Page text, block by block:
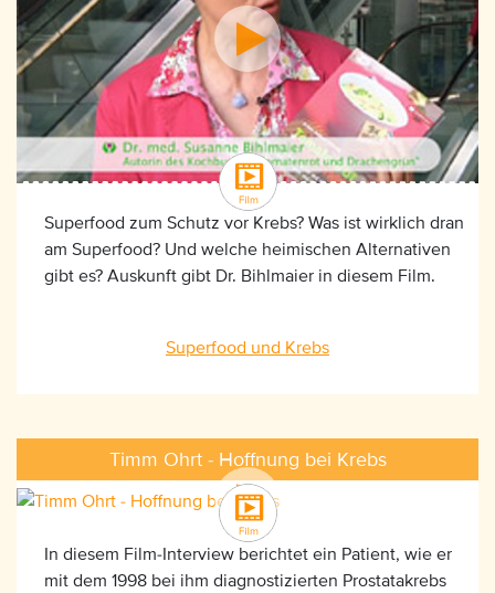
Superfood zum Schutz vor Krebs? Was ist wirklich dran
am Superfood? Und welche heimischen Alternativen
gibt es? Auskunft gibt Dr. Bihlmaier in diesem Film.
Superfood und Krebs
Timm Ohrt - Hoffnung bei Krebs
In diesem Film-Interview berichtet ein Patient, wie er
mit dem 1998 bei ihm diagnostizierten Prostatakrebs